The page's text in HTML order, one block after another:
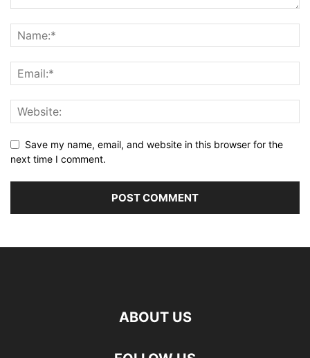
Save my name, email, and website in this browser for the
next time I comment.
ABOUT US